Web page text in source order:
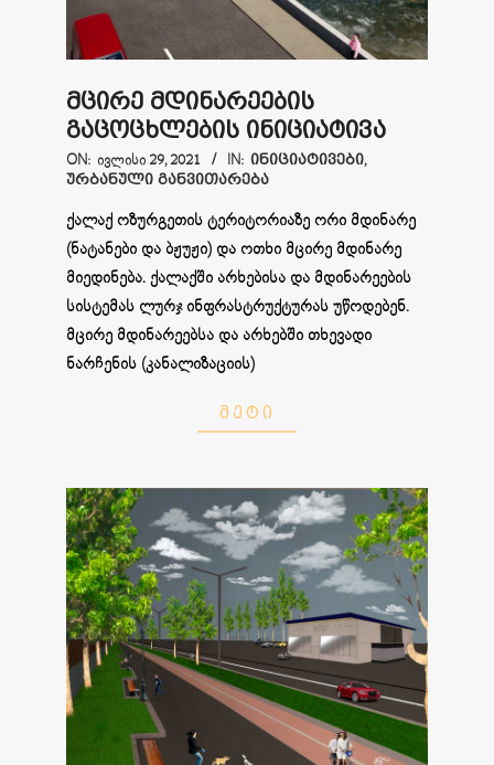
მცირე მდინარეების
გაცოცხლების ინიციატივა
2021-
07-
29
ON: ᲘᲕᲚᲘᲡᲘ 29, 2021 IN: ᲘᲜᲘᲪᲘᲐᲢᲘᲕᲔᲑᲘ,
ᲣᲠᲑᲐᲜᲣᲚᲘ ᲒᲐᲜᲕᲘᲗᲐᲠᲔᲑᲐ
ქალაქ ოზურგეთის ტერიტორიაზე ორი მდინარე
(ნატანები და ბჟუჟი) და ოთხი მცირე მდინარე
მიედინება. ქალაქში არხებისა და მდინარეების
სისტემას ლურჯ ინფრასტრუქტურას უწოდებენ.
მცირე მდინარეებსა და არხებში თხევადი
ნარჩენის (კანალიზაციის)
ᲛᲔᲢᲘ